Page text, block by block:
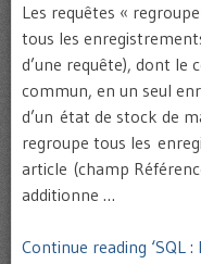
Les requêtes «
tous les
d’une requête), dont le
commun, en un seul
d’un état de stock de
regroupe tous les
article (champ
additionne …
Continue reading ‘SQL